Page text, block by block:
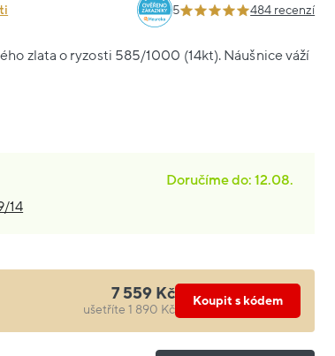
5 484 recenzí
zlata o ryzosti 585/1000 (14kt). Náušnice váží
Doručíme do: 12.08.
14
7 559 Kč
ušetříte 1 890 Kč
Koupit s kódem